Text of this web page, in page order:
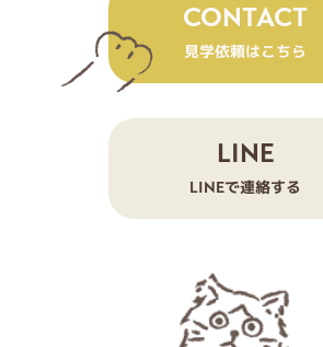
CONTACT
見学依頼はこちら
LINE
LINEで連絡する